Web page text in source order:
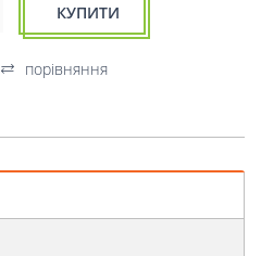
КУПИТИ
порівняння